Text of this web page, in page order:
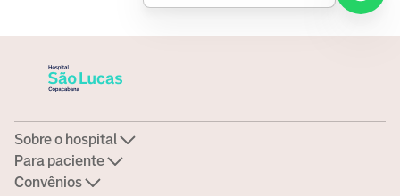
Sobre o hospital
Para paciente
Convênios